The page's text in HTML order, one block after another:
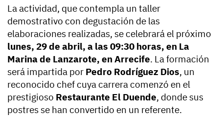
La actividad, que contempla un taller
demostrativo con degustación de las
elaboraciones realizadas, se celebrará el próximo
lunes, 29 de abril, a las 09:30 horas, en La
Marina de Lanzarote, en Arrecife. La formación
será impartida por Pedro Rodríguez Dios, un
reconocido chef cuya carrera comenzó en el
prestigioso Restaurante El Duende, donde sus
postres se han convertido en un referente.